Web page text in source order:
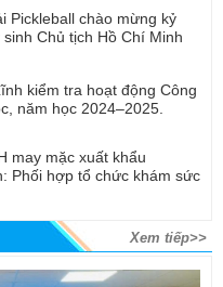
Pickleball chào mừng kỷ
Chủ tịch Hồ Chí Minh
kiểm tra hoạt động Công
năm học 2024–2025.
may mặc xuất khẩu
Phối hợp tổ chức khám sức
Xem tiếp>>